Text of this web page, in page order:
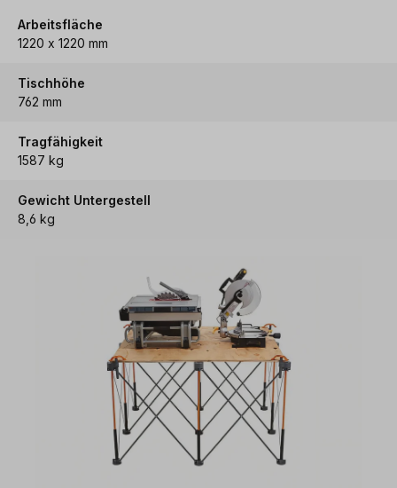
Arbeitsfläche
1220 x 1220 mm
Tischhöhe
762 mm
Tragfähigkeit
1587 kg
Gewicht Untergestell
8,6 kg